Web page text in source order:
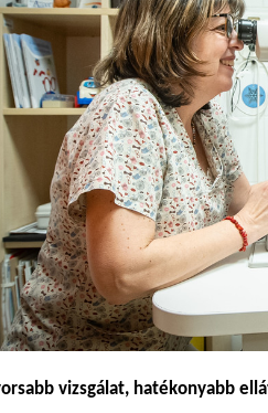
vizsgálat, hatékonyabb